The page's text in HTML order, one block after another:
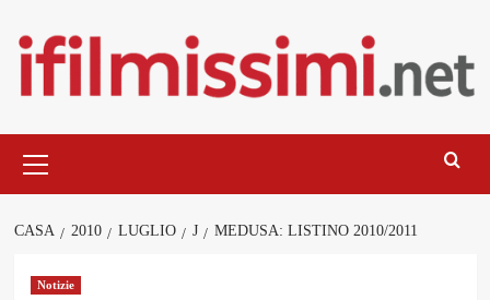
contenuto
principale
CASA 2010 LUGLIO J MEDUSA: LISTINO 2010/2011
Notizie